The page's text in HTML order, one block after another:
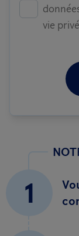
vie
1